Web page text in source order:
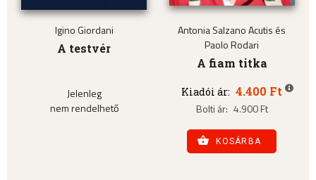
Igino Giordani
A testvér
Jelenleg
nem rendelhető
Antonia Salzano Acutis és
Paolo Rodari
A fiam titka
Kiadói ár: 4.400 Ft
Bolti ár: 4.900 Ft
KOSÁRBA